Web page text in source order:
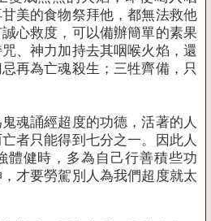
美的食物祭拜他，都無法救他
心救度，可以備辦簡單的素果
、神力加持去其咽喉火焰，還
再為亡魂殺生；三牲齊備，只
誦經超度的功德，活著的人
者只能得到七分之一。因此人
體健時，多為自己行善積些功
才要勞駕別人為我們超度就太